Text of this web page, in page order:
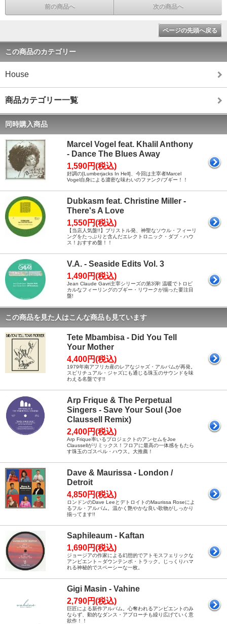
前の商品へ 次の商品へ
ページの先頭へ戻る
この商品のカテゴリー
House
商品カテゴリー一覧
同時購入商品
Marcel Vogel feat. Khalil Anthony
- Dance The Blues Away
1,590円(税込)
好調の[Lumberjacks In Hell]、今回は主宰者Marcel
Vogel自身による濃密な味わいのファンク/ブギー！！
Dubkasm feat. Christine Miller -
There's A Love
1,550円(税込)
【当店人気盤!!】ブリストル発、神聖なソウル・フィーリ
ングをたっぷりと含んだエレクトロニック・ダブ・ハウ
ス！おすすめ盤！！
V.A. - Seaside Edits Vol. 3
1,490円(税込)
Jean Claude Gavri主宰シリーズの第3弾! 温暖でトロピ
カルなフィーリングのブギー・リワークが揃った要注目
盤!
この商品を見た人はこんな商品も見ています
Tete Mbambisa - Did You Tell
Your Mother
4,400円(税込)
1979年南アフリカ産のレアなジャズ・アルバムが再発。
スピリチュアル・ジャズにも通じる珠玉のサウンドを味
わえる名盤です!!
Arp Frique & The Perpetual
Singers - Save Your Soul (Joe
Claussell Remix)
2,400円(税込)
Arp Frique率いるプロジェクトのアンセムをJoe
Claussellがリミックス！フロアに最高の一体感をもたら
す珠玉のゴスペル・ハウス。大推薦！
Dave & Maurissa - London /
Detroit
4,850円(税込)
ロンドンのDave LeeとデトロイトのMaurissa Roseによ
るフル・アルバム。温かく艶やかな良い歌物がしっかり
揃ってます!!
Saphileaum - Kaftan
1,690円(税込)
ジョージアの作家による幻想的でアトモスフェリックな
アンビエント～ダウンテンポ・トラック。じっくりハマ
れる神秘的でスペーシーな一枚。
Gigi Masin - Vahine
2,790円(税込)
巨匠による新作アルバム。心奪われるアンビエントのみ
ならず、動的なダンス・アプローチも繰り広げていく意
欲作！！